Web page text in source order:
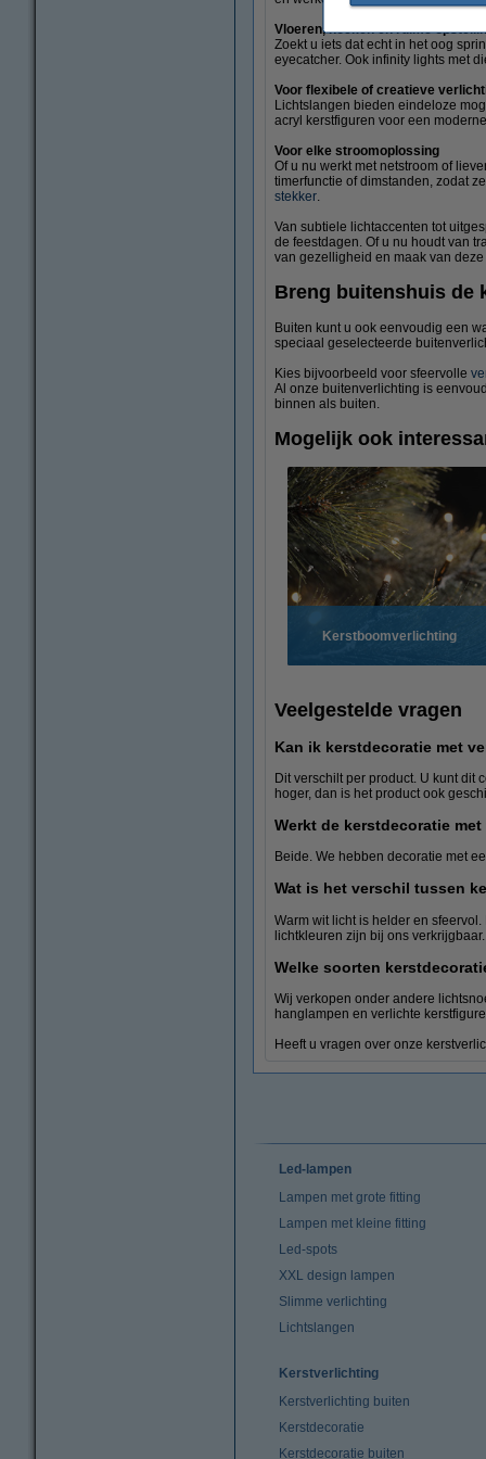
Vloeren, hoeken en ruime
Zoekt u iets dat echt in het oog
eyecatcher. Ook infinity lights met
Voor flexibele of creatieve
Lichtslangen bieden eindeloze
acryl kerstfiguren voor een
Voor elke stroomoplossing
Of u nu werkt met netstroom of
timerfunctie of dimstanden, zodat
stekker
Van subtiele lichtaccenten tot
de feestdagen. Of u nu houdt van
van gezelligheid en maak van
Breng buitenshuis de
Buiten kunt u ook eenvoudig een
speciaal geselecteerde
Kies bijvoorbeeld voor sfeervolle
Al onze buitenverlichting is
binnen als buiten.
Mogelijk ook
Kerstboomverlichting
Veelgestelde vragen
Kan ik kerstdecoratie met
Dit verschilt per product. U kunt dit
hoger, dan is het product ook
Werkt de kerstdecoratie
Beide. We hebben decoratie met
Wat is het verschil tussen
Warm wit licht is helder en
lichtkleuren zijn bij ons verkrijgbaar.
Welke soorten
Wij verkopen onder andere
hanglampen en verlichte
Heeft u vragen over onze
Led-lampen
Lampen met grote fitting
Lampen met kleine fitting
Led-spots
XXL design lampen
Slimme verlichting
Lichtslangen
Kerstverlichting
Kerstverlichting buiten
Kerstdecoratie
Kerstdecoratie buiten